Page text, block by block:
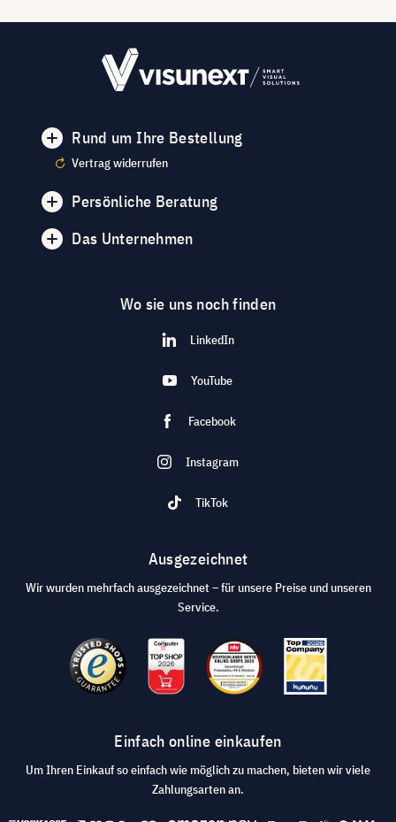
Rund um Ihre Bestellung
Vertrag widerrufen
Persönliche Beratung
Das Unternehmen
Wo sie uns noch finden
LinkedIn
YouTube
Facebook
Instagram
TikTok
Ausgezeichnet
Wir wurden mehrfach ausgezeichnet – für unsere Preise und unseren
Service.
Einfach online einkaufen
Um Ihren Einkauf so einfach wie möglich zu machen, bieten wir viele
Zahlungsarten an.